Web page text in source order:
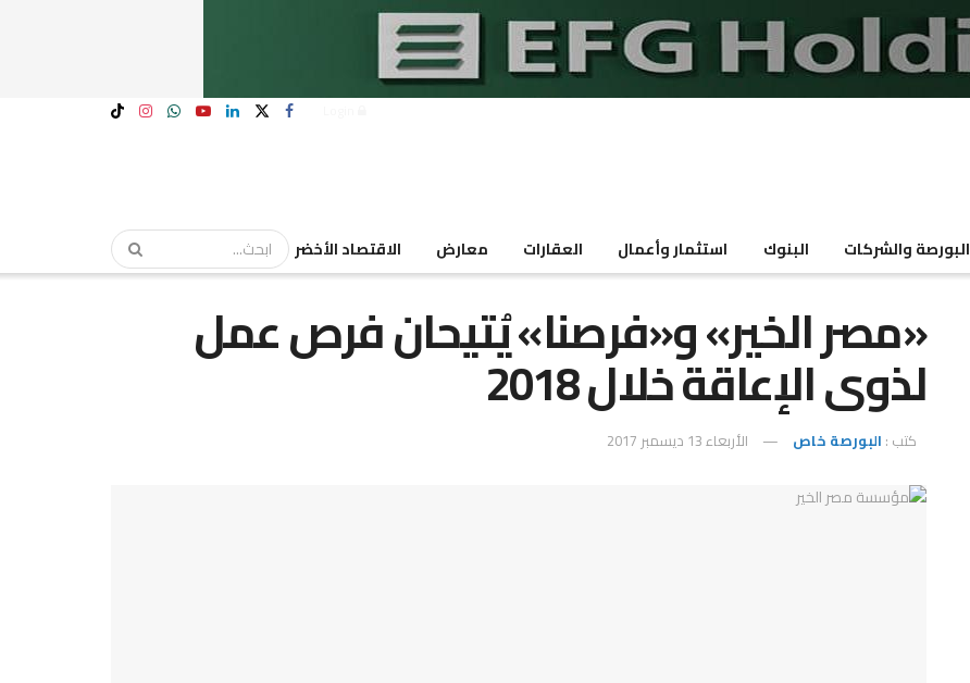
البورصة والشركات البنوك استثمار وأعمال العقارات معارض الاقتصاد الأخضر
«مصر الخير» و«فرصنا» يُتيحان فرص عمل
لذوى الإعاقة خلال 2018
كتب : البورصة خاص الأربعاء 13 ديسمبر 2017